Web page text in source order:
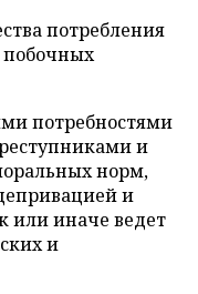
потребления
потребностями
и
норм,
и
или иначе ведет
и